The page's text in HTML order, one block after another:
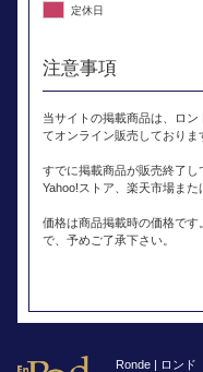
定休日
注意事項
当サイトの掲載商品は、ロ
てオンライン販売しておりま
すでに掲載商品が販売終了
Yahoo!ストア、楽天市場また
価格は商品掲載時の価格で
で、予めご了承下さい。
Ronde | ロンド